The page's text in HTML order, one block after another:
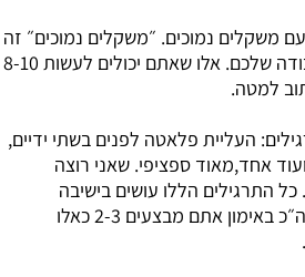
משקלים נמוכים. ״משקלים נמוכים״ זה
65% - 70% ממשקלי העבודה שלכם. אלו שאתם יכולים לעשות 8-10
למטה.
העליית פלאטה לפנים בשתי ידיים,
אחד,מאוד ספציפי. שאני רוצה
התרגילים הללו עושים בישיבה
ומייחדים אותם בטריסט. סה״כ באימון אתם מבצעים 2-3 כאלו